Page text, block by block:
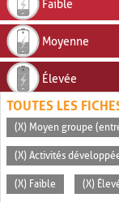
Faible
Moyenne
Élevée
TOUTES LES
(X) Moyen groupe
(X) Activités
(X) Faible (X)